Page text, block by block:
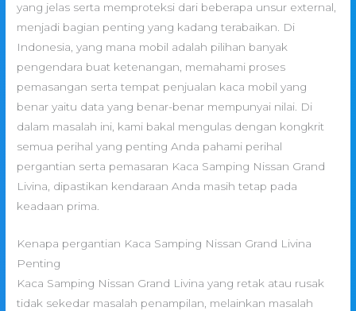
yang jelas serta memproteksi dari beberapa unsur external,
menjadi bagian penting yang kadang terabaikan. Di
Indonesia, yang mana mobil adalah pilihan banyak
pengendara buat ketenangan, memahami proses
pemasangan serta tempat penjualan kaca mobil yang
benar yaitu data yang benar-benar mempunyai nilai. Di
dalam masalah ini, kami bakal mengulas dengan kongkrit
semua perihal yang penting Anda pahami perihal
pergantian serta pemasaran Kaca Samping Nissan Grand
Livina, dipastikan kendaraan Anda masih tetap pada
keadaan prima.
Kenapa pergantian Kaca Samping Nissan Grand Livina
Penting
Kaca Samping Nissan Grand Livina yang retak atau rusak
tidak sekedar masalah penampilan, melainkan masalah